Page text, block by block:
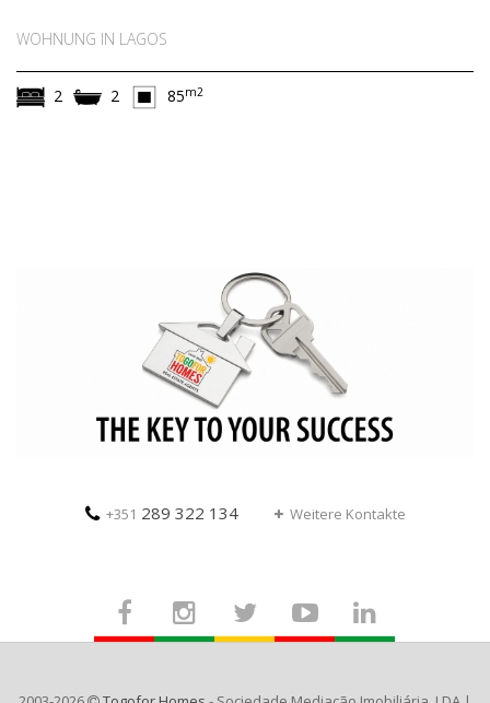
WOHNUNG IN LAGOS
2 2 85m2
+351 289 322 134 Weitere Kontakte